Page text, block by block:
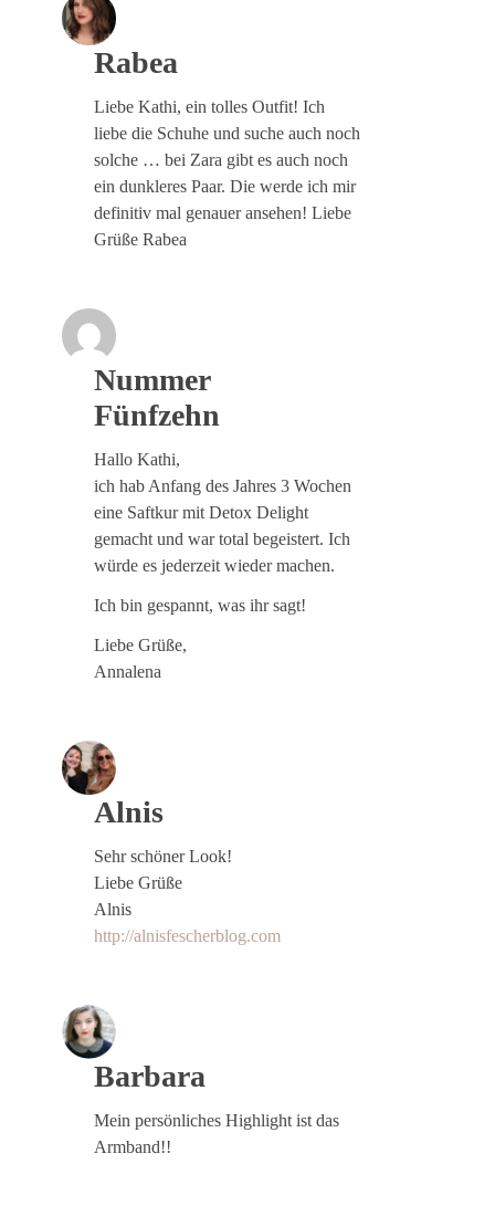
Rabea
Liebe Kathi, ein tolles Outfit! Ich
liebe die Schuhe und suche auch noch
solche … bei Zara gibt es auch noch
ein dunkleres Paar. Die werde ich mir
definitiv mal genauer ansehen! Liebe
Grüße Rabea
Nummer
Fünfzehn
Hallo Kathi,
ich hab Anfang des Jahres 3 Wochen
eine Saftkur mit Detox Delight
gemacht und war total begeistert. Ich
würde es jederzeit wieder machen.
Ich bin gespannt, was ihr sagt!
Liebe Grüße,
Annalena
Alnis
Sehr schöner Look!
Liebe Grüße
Alnis
http://alnisfescherblog.com
Barbara
Mein persönliches Highlight ist das
Armband!!